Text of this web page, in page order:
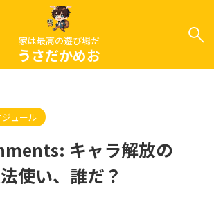
家は最高の遊び場だ
うさだかめお
ュール
キャラ解放の
使い、誰だ？